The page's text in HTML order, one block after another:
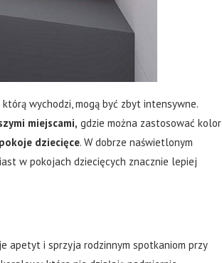
wychodzi, mogą być zbyt intensywne.
miejscami, gdzie można zastosować kolor
pokoje dziecięce. W dobrze naświetlonym
w pokojach dziecięcych znacznie lepiej
apetyt i sprzyja rodzinnym spotkaniom przy